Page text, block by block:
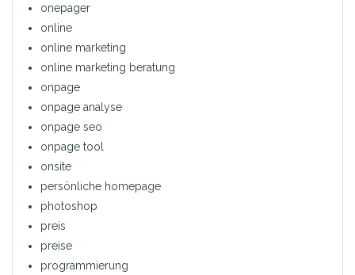
onepager
online
online marketing
online marketing beratung
onpage
onpage analyse
onpage seo
onpage tool
onsite
persönliche homepage
photoshop
preis
preise
programmierung